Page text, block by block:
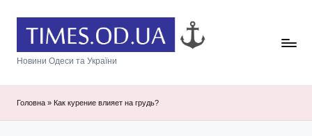
Новини Одеси та України
Головна » Как курение влияет на грудь?